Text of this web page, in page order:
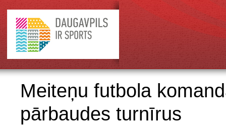
Meiteņu futbola
pārbaudes turnīrus